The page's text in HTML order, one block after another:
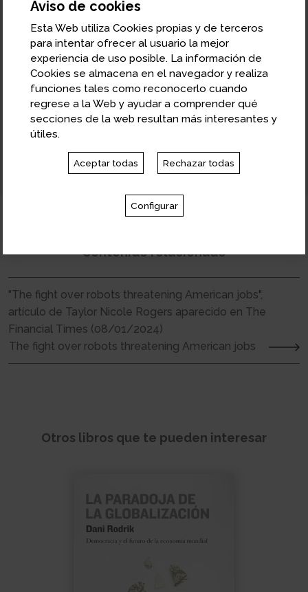
Richard Baldwin
Economista. Director del Centre for Economic
Policy Research (CEPR) de Londres.
Richard Baldwin es catedrático de Economía
Internacional en el Graduate Institute of International
and Development Studies de Ginebra y Director del
Centre for Economic Policy Research (CEPR) de
Contenido relacionado
"The fight over robots threatening American jobs",
artículo de Taylor Nicole Rogers aparecido en The
Financial Times (08/01/2024)
The fight over robots threatening American jobs
Otros libros que te pueden interesar
Aviso de cookies
Esta Web utiliza Cookies propias y de terceros
para intentar ofrecer al usuario la mejor
experiencia de uso posible. La información de
Cookies se almacena en el navegador y realiza
funciones tales como reconocerlo cuando
regrese a la Web y ayudar a comprender qué
secciones de la web resultan más interesantes y
útiles.
Aceptar todas Rechazar todas
Configurar